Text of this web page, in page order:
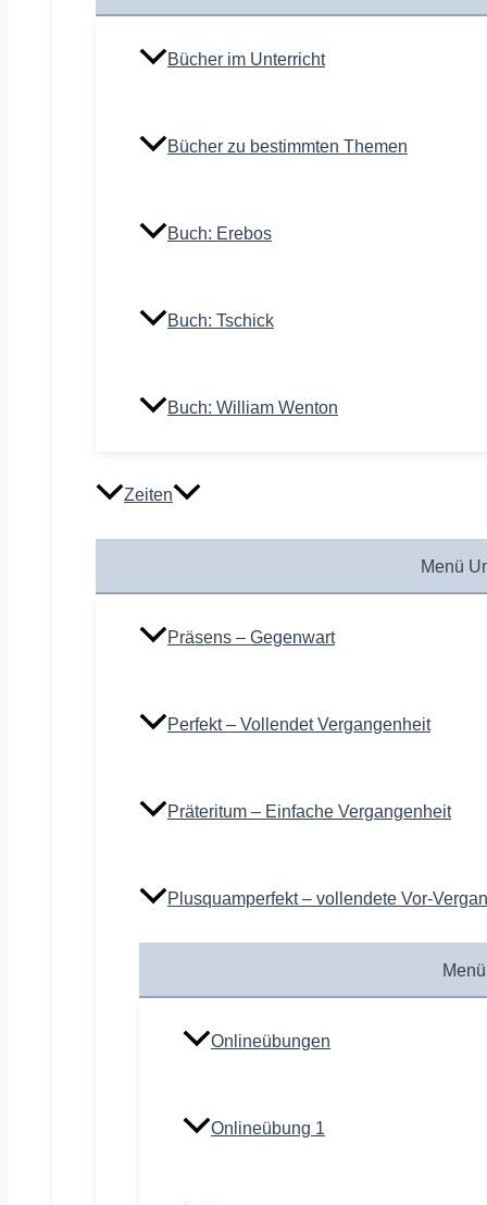
Bücher im Unterricht
Bücher zu bestimmten Themen
Buch: Erebos
Buch: Tschick
Buch: William Wenton
Zeiten
Menü
Präsens – Gegenwart
Perfekt – Vollendet Vergangenheit
Präteritum – Einfache Vergangenheit
Plusquamperfekt – vollendete Vor-
Onlineübungen
Onlineübung 1